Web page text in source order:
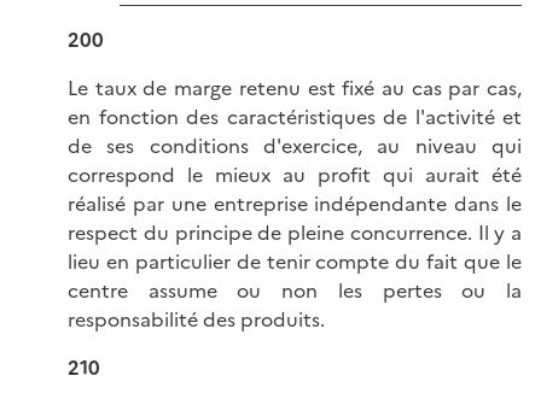
200
Le taux de marge retenu est fixé au cas par cas,
en fonction des caractéristiques de l'activité et
de ses conditions d'exercice, au niveau qui
correspond le mieux au profit qui aurait été
réalisé par une entreprise indépendante dans le
respect du principe de pleine concurrence. Il y a
lieu en particulier de tenir compte du fait que le
centre assume ou non les pertes ou la
responsabilité des produits.
210